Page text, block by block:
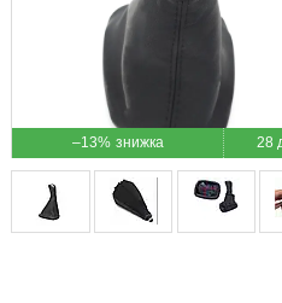
–13% 28